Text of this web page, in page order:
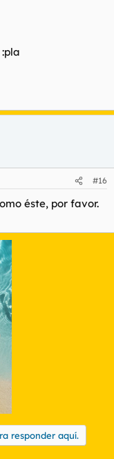
#16
éste, por favor.
responder aquí.